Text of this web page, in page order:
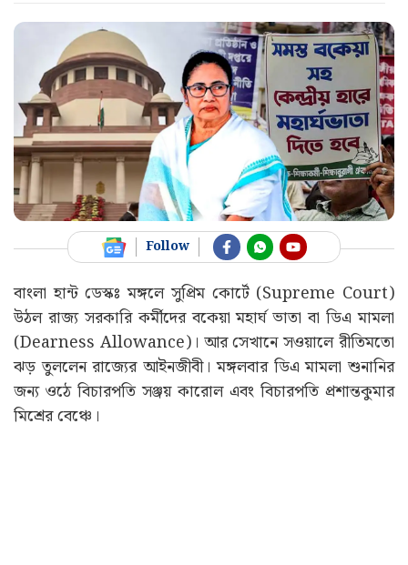
Follow
বাংলা হান্ট ডেস্কঃ মঙ্গলে সুপ্রিম কোর্টে (Supreme Court)
উঠল রাজ্য সরকারি কর্মীদের বকেয়া মহার্ঘ ভাতা বা ডিএ মামলা
(Dearness Allowance)। আর সেখানে সওয়ালে রীতিমতো
ঝড় তুললেন রাজ্যের আইনজীবী। মঙ্গলবার ডিএ মামলা শুনানির
জন্য ওঠে বিচারপতি সঞ্জয় কারোল এবং বিচারপতি প্রশান্তকুমার
মিশ্রের বেঞ্চে।